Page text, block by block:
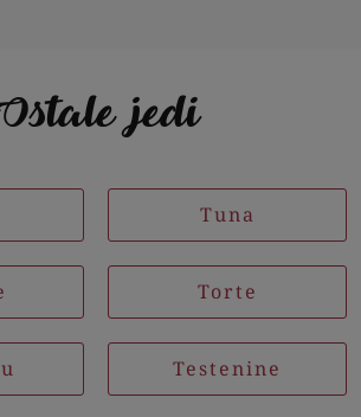
jedi
Tuna
Torte
Testenine